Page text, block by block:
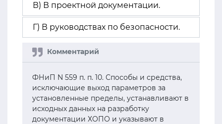
В) В проектной документации.
Г) В руководствах по безопасности.
ФНиП N 559 п. п. 10. Способы и средства,
исключающие выход параметров за
установленные пределы, устанавливают в
исходных данных на разработку
документации ХОПО и указывают в